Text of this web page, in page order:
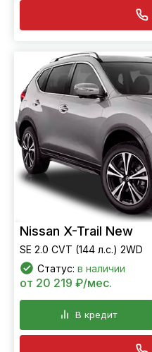
Nissan X-Trail New
SE 2.0 CVT (144 л.с.) 2WD
Статус: в наличии
от 20 219 ₽/мес.
В кредит